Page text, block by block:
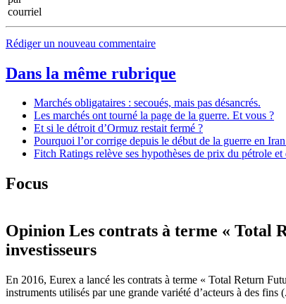
Rédiger un nouveau commentaire
Dans la même rubrique
Marchés obligataires : secoués, mais pas désancrés.
Les marchés ont tourné la page de la guerre. Et vous ?
Et si le détroit d’Ormuz restait fermé ?
Pourquoi l’or corrige depuis le début de la guerre en
Fitch Ratings relève ses hypothèses de prix du pétrole
Focus
Opinion Les contrats à terme « Total
investisseurs
En 2016, Eurex a lancé les contrats à terme « Total Return
instruments utilisés par une grande variété d’acteurs à des fins